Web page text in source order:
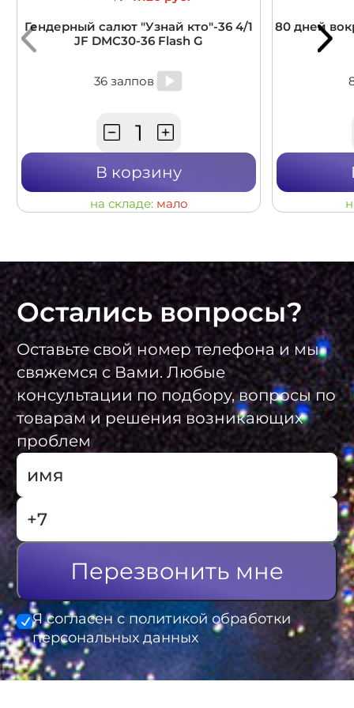
Гендерный салют "Узнай кто"-36 4/1
JF DMC30-36 Flash G
36 залпов
В корзину
на складе: мало
80 дней
Остались вопросы?
Оставьте свой номер телефона и мы
свяжемся с Вами. Любые
консультации по подбору, вопросы по
товарам и решения возникающих
проблем
Перезвонить мне
Я согласен с политикой обработки
персональных данных